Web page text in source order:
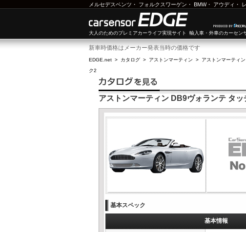
メルセデスベンツ ・ フォルクスワーゲン ・ BMW・ アウディ ・
大人のためのプレミアカーライフ実現サイト 輸入車・外車のカーセン
新車時価格はメーカー発表当時の価格です
EDGE.net > カタログ > アストンマーティン > アストンマーティ
ク2
アストンマーティン DB9ヴォランテ タ
基本スペック
基本情報